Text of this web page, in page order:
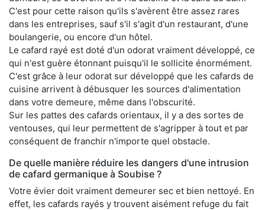
C'est pour cette raison qu'ils s'avèrent être assez rares
dans les entreprises, sauf s'il s'agit d'un restaurant, d'une
boulangerie, ou encore d'un hôtel.
Le cafard rayé est doté d'un odorat vraiment développé, ce
qui n'est guère étonnant puisqu'il le sollicite énormément.
C'est grâce à leur odorat sur développé que les cafards de
cuisine arrivent à débusquer les sources d'alimentation
dans votre demeure, même dans l'obscurité.
Sur les pattes des cafards orientaux, il y a des sortes de
ventouses, qui leur permettent de s'agripper à tout et par
conséquent de franchir n'importe quel obstacle.
De quelle manière réduire les dangers d'une intrusion
de cafard germanique à Soubise ?
Votre évier doit vraiment demeurer sec et bien nettoyé. En
effet, les cafards rayés y trouvent aisément refuge du fait